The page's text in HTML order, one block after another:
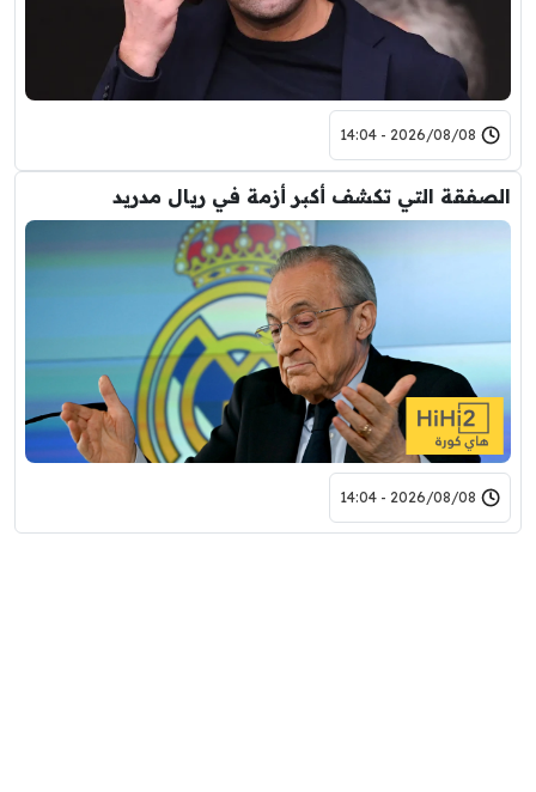
2026/08/08 - 14:04
الصفقة التي تكشف أكبر أزمة في ريال مدريد
2026/08/08 - 14:04